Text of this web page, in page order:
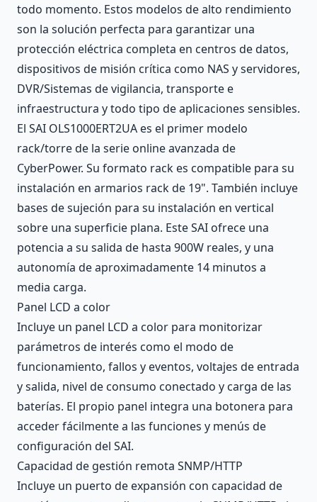
todo momento. Estos modelos de alto rendimiento
son la solución perfecta para garantizar una
protección eléctrica completa en centros de datos,
dispositivos de misión crítica como NAS y servidores,
DVR/Sistemas de vigilancia, transporte e
infraestructura y todo tipo de aplicaciones sensibles.
El SAI OLS1000ERT2UA es el primer modelo
rack/torre de la serie online avanzada de
CyberPower. Su formato rack es compatible para su
instalación en armarios rack de 19". También incluye
bases de sujeción para su instalación en vertical
sobre una superficie plana. Este SAI ofrece una
potencia a su salida de hasta 900W reales, y una
autonomía de aproximadamente 14 minutos a
media carga.
Panel LCD a color
Incluye un panel LCD a color para monitorizar
parámetros de interés como el modo de
funcionamiento, fallos y eventos, voltajes de entrada
y salida, nivel de consumo conectado y carga de las
baterías. El propio panel integra una botonera para
acceder fácilmente a las funciones y menús de
configuración del SAI.
Capacidad de gestión remota SNMP/HTTP
Incluye un puerto de expansión con capacidad de